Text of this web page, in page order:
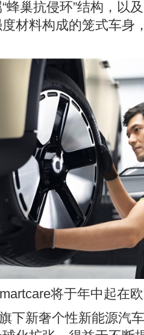
蜂巢抗侵环”结构，以
材料构成的笼式车身
将于年中起在
下新奢个性新能源汽